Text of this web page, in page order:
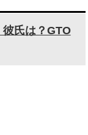
氏は？GTO